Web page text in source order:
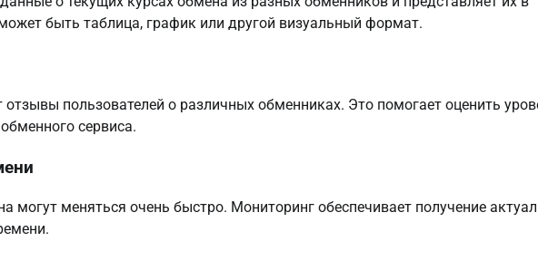
быть таблица, график или другой визуальный формат.
пользователей о различных обменниках. Это помогает оценить
сервиса.
могут меняться очень быстро. Мониторинг обеспечивает получение